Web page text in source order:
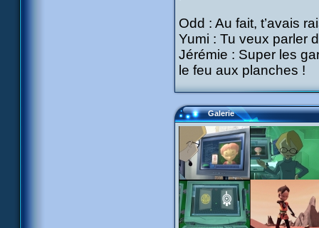
Odd : Au fait, t’avais
Yumi : Tu veux parler
Jérémie : Super les
le feu aux planches !
Galerie